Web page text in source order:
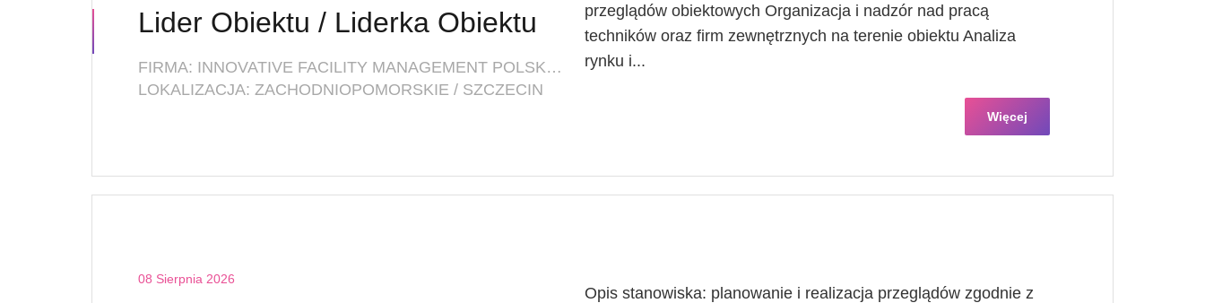
Lider Obiektu / Liderka Obiektu
FIRMA: INNOVATIVE FACILITY MANAGEMENT POLSKA SP. Z O. O.
LOKALIZACJA: ZACHODNIOPOMORSKIE / SZCZECIN
przeglądów obiektowych Organizacja i nadzór nad pracą
techników oraz firm zewnętrznych na terenie obiektu Analiza
rynku i...
Więcej
08 Sierpnia 2026
Opis stanowiska: planowanie i realizacja przeglądów zgodnie z